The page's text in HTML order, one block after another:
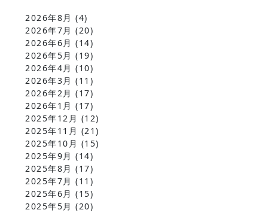
2026年8月 (4)
2026年7月 (20)
2026年6月 (14)
2026年5月 (19)
2026年4月 (10)
2026年3月 (11)
2026年2月 (17)
2026年1月 (17)
2025年12月 (12)
2025年11月 (21)
2025年10月 (15)
2025年9月 (14)
2025年8月 (17)
2025年7月 (11)
2025年6月 (15)
2025年5月 (20)